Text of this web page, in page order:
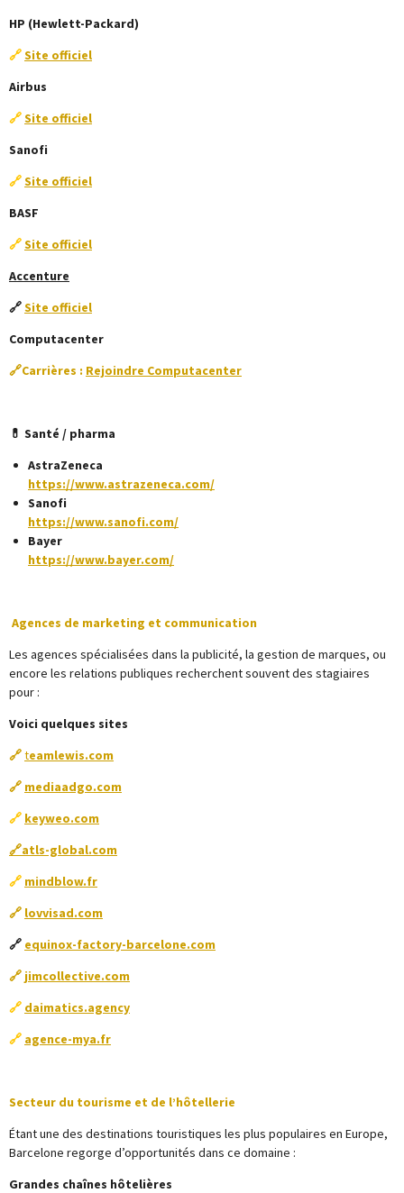
HP (Hewlett-Packard)
🔗Site officiel
Airbus
🔗Site officiel
Sanofi
🔗Site officiel
BASF
🔗Site officiel
Accenture
🔗Site officiel
Computacenter
🔗Carrières : Rejoindre Computacenter
💊 Santé / pharma
AstraZeneca
https://www.astrazeneca.com/
Sanofi
https://www.sanofi.com/
Bayer
https://www.bayer.com/
Agences de marketing et communication
Les agences spécialisées dans la publicité, la gestion de marques, ou
encore les relations publiques recherchent souvent des stagiaires
pour :
Voici quelques sites
🔗teamlewis.com
🔗 mediaadgo.com
🔗 keyweo.com
🔗atls-global.com
🔗 mindblow.fr
🔗 lovvisad.com
🔗 equinox-factory-barcelone.com
🔗 jimcollective.com
🔗 daimatics.agency
🔗 agence-mya.fr
Secteur du tourisme et de l’hôtellerie
Étant une des destinations touristiques les plus populaires en Europe,
Barcelone regorge d’opportunités dans ce domaine :
Grandes chaînes hôtelières